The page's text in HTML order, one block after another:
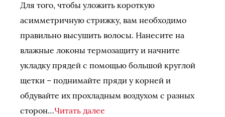
Для того, чтобы уложить короткую
асимметричную стрижку, вам необходимо
правильно высушить волосы. Нанесите на
влажные локоны термозащиту и начните
укладку прядей с помощью большой круглой
щетки – поднимайте пряди у корней и
обдувайте их прохладным воздухом с разных
сторон…Читать далее